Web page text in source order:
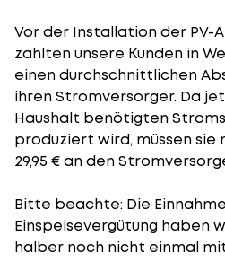
Vor der Installation der PV-
zahlten unsere Kunden in
einen durchschnittlichen
ihren Stromversorger. Da
Haushalt benötigten
produziert wird, müssen sie
29,95 € an den
Bitte beachte: Die
Einspeisevergütung haben
halber noch nicht einmal